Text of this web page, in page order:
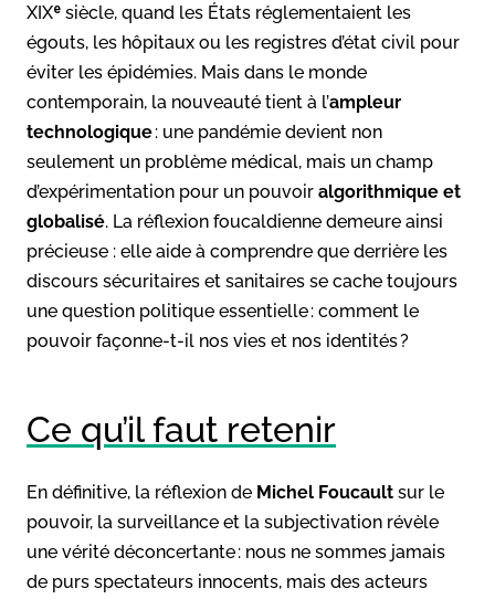
XIXᵉ siècle, quand les États réglementaient les
égouts, les hôpitaux ou les registres d’état civil pour
éviter les épidémies. Mais dans le monde
contemporain, la nouveauté tient à l’ampleur
technologique: une pandémie devient non
seulement un problème médical, mais un champ
d’expérimentation pour un pouvoir algorithmique et
globalisé. La réflexion foucaldienne demeure ainsi
précieuse : elle aide à comprendre que derrière les
discours sécuritaires et sanitaires se cache toujours
une question politique essentielle : comment le
pouvoir façonne-t-il nos vies et nos identités ?
Ce qu’il faut retenir
En définitive, la réflexion de Michel Foucault sur le
pouvoir, la surveillance et la subjectivation révèle
une vérité déconcertante : nous ne sommes jamais
de purs spectateurs innocents, mais des acteurs